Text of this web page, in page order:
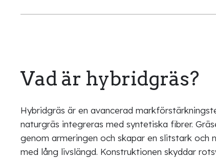
Vad är hybridgräs?
Hybridgräs är en avancerad
naturgräs integreras med syntetiska fibrer.
genom armeringen och skapar en slitstark och
med lång livslängd. Konstruktionen skyddar